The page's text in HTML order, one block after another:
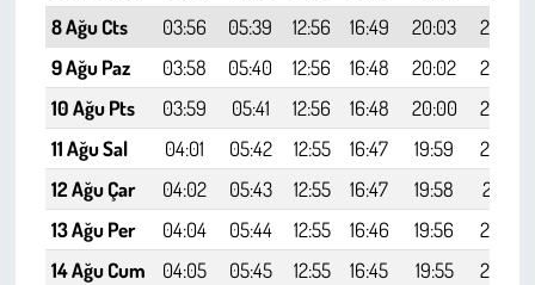
8 Ağu Cts
03:56 05:39 12:56 16:49 20:03
21:39
9 Ağu Paz
03:58 05:40 12:56 16:48 20:02
21:37
10 Ağu Pts
03:59 05:41 12:56 16:48 20:00
21:35
11 Ağu Sal
04:01 05:42 12:55 16:47 19:59
21:33
12 Ağu Çar
04:02 05:43 12:55 16:47 19:58
21:31
13 Ağu Per
04:04 05:44 12:55 16:46 19:56
21:29
14 Ağu Cum
04:05 05:45 12:55 16:45 19:55
21:28